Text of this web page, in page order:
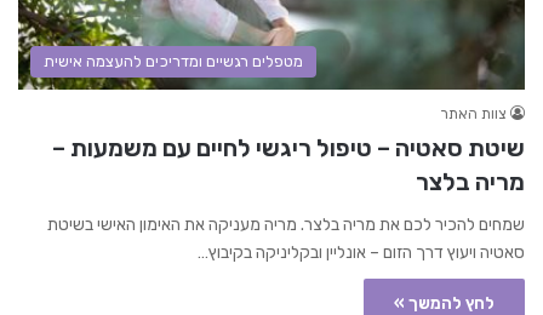
מטפלים רגשיים ומדריכים להעצמה אישית
צוות האתר
שיטת סאטיה – טיפול ריגשי לחיים עם משמעות –
מריה בלצר
שמחים להכיר לכם את מריה בלצר. מריה מעניקה את האימון האישי בשיטת
סאטיה ויעוץ דרך הזום – אונליין ובקליניקה בקיבוץ…
לחץ להמשך »